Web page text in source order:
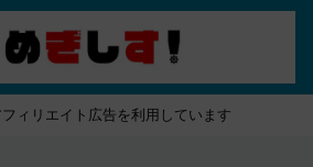
ィリエイト広告を利用しています